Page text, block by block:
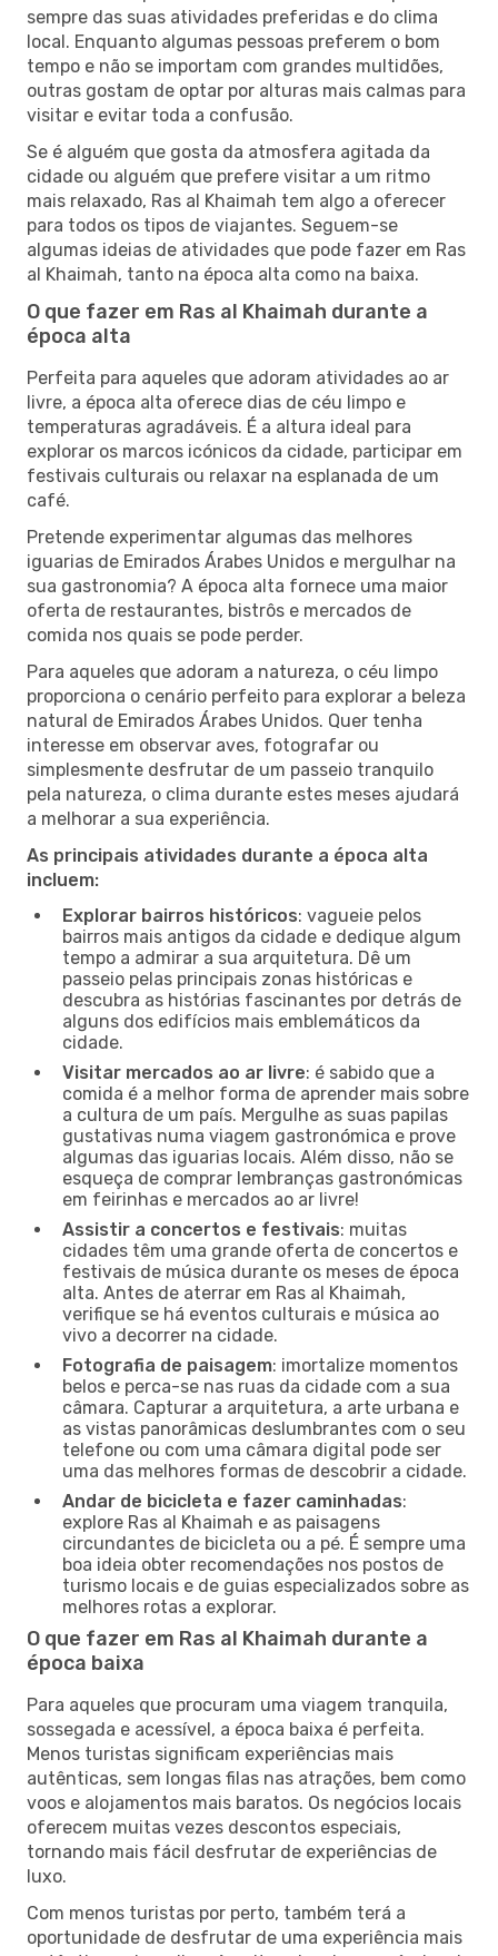
sempre das suas atividades preferidas e do clima
local. Enquanto algumas pessoas preferem o bom
tempo e não se importam com grandes multidões,
outras gostam de optar por alturas mais calmas para
visitar e evitar toda a confusão.
Se é alguém que gosta da atmosfera agitada da
cidade ou alguém que prefere visitar a um ritmo
mais relaxado, Ras al Khaimah tem algo a oferecer
para todos os tipos de viajantes. Seguem-se
algumas ideias de atividades que pode fazer em Ras
al Khaimah, tanto na época alta como na baixa.
O que fazer em Ras al Khaimah durante a
época alta
Perfeita para aqueles que adoram atividades ao ar
livre, a época alta oferece dias de céu limpo e
temperaturas agradáveis. É a altura ideal para
explorar os marcos icónicos da cidade, participar em
festivais culturais ou relaxar na esplanada de um
café.
Pretende experimentar algumas das melhores
iguarias de Emirados Árabes Unidos e mergulhar na
sua gastronomia? A época alta fornece uma maior
oferta de restaurantes, bistrôs e mercados de
comida nos quais se pode perder.
Para aqueles que adoram a natureza, o céu limpo
proporciona o cenário perfeito para explorar a beleza
natural de Emirados Árabes Unidos. Quer tenha
interesse em observar aves, fotografar ou
simplesmente desfrutar de um passeio tranquilo
pela natureza, o clima durante estes meses ajudará
a melhorar a sua experiência.
As principais atividades durante a época alta
incluem:
Explorar bairros históricos: vagueie pelos
bairros mais antigos da cidade e dedique algum
tempo a admirar a sua arquitetura. Dê um
passeio pelas principais zonas históricas e
descubra as histórias fascinantes por detrás de
alguns dos edifícios mais emblemáticos da
cidade.
Visitar mercados ao ar livre: é sabido que a
comida é a melhor forma de aprender mais sobre
a cultura de um país. Mergulhe as suas papilas
gustativas numa viagem gastronómica e prove
algumas das iguarias locais. Além disso, não se
esqueça de comprar lembranças gastronómicas
em feirinhas e mercados ao ar livre!
Assistir a concertos e festivais: muitas
cidades têm uma grande oferta de concertos e
festivais de música durante os meses de época
alta. Antes de aterrar em Ras al Khaimah,
verifique se há eventos culturais e música ao
vivo a decorrer na cidade.
Fotografia de paisagem: imortalize momentos
belos e perca-se nas ruas da cidade com a sua
câmara. Capturar a arquitetura, a arte urbana e
as vistas panorâmicas deslumbrantes com o seu
telefone ou com uma câmara digital pode ser
uma das melhores formas de descobrir a cidade.
Andar de bicicleta e fazer caminhadas:
explore Ras al Khaimah e as paisagens
circundantes de bicicleta ou a pé. É sempre uma
boa ideia obter recomendações nos postos de
turismo locais e de guias especializados sobre as
melhores rotas a explorar.
O que fazer em Ras al Khaimah durante a
época baixa
Para aqueles que procuram uma viagem tranquila,
sossegada e acessível, a época baixa é perfeita.
Menos turistas significam experiências mais
autênticas, sem longas filas nas atrações, bem como
voos e alojamentos mais baratos. Os negócios locais
oferecem muitas vezes descontos especiais,
tornando mais fácil desfrutar de experiências de
luxo.
Com menos turistas por perto, também terá a
oportunidade de desfrutar de uma experiência mais